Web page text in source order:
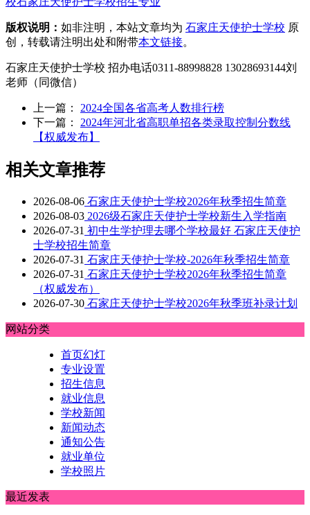
版权说明： 如非注明，本站文章均为 石家庄天使护士学校 原
创，转载请注明出处和附带本文链接。
石家庄天使护士学校 招办电话0311-88998828 13028693144刘
老师（同微信）
上一篇： 2024全国各省高考人数排行榜
下一篇： 2024年河北省高职单招各类录取控制分数线
【权威发布】
相关文章推荐
2026-08-06 石家庄天使护士学校2026年秋季招生简章
2026-08-03 2026级石家庄天使护士学校新生入学指南
2026-07-31 初中生学护理去哪个学校最好 石家庄天使护
士学校招生简章
2026-07-31 石家庄天使护士学校-2026年秋季招生简章
2026-07-31 石家庄天使护士学校2026年秋季招生简章
（权威发布）
2026-07-30 石家庄天使护士学校2026年秋季班补录计划
网站分类
首页幻灯
专业设置
招生信息
就业信息
学校新闻
新闻动态
通知公告
就业单位
学校照片
最近发表